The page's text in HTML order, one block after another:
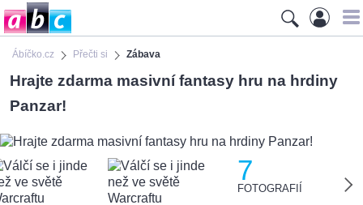
Ábíčko.cz Přečti si Zábava
Hrajte zdarma masivní fantasy hru na hrdiny
Panzar!
7
FOTOGRAFIÍ